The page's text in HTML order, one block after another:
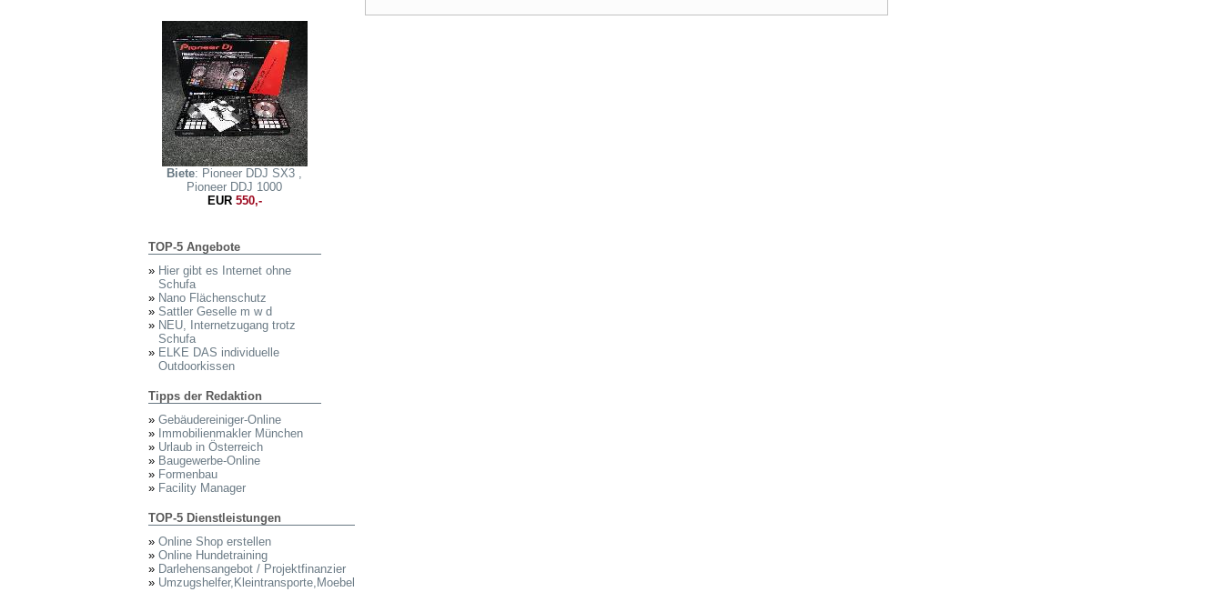
Biete: Pioneer DDJ SX3 ,
Pioneer DDJ 1000
EUR550,-
TOP-5 Angebote
» Hier gibt es Internet ohne
Schufa
» Nano Flächenschutz
» Sattler Geselle m w d
» NEU, Internetzugang trotz
Schufa
» ELKE DAS individuelle
Outdoorkissen
Tipps der Redaktion
» Gebäudereiniger-Online
» Immobilienmakler München
» Urlaub in Österreich
» Baugewerbe-Online
» Formenbau
» Facility Manager
TOP-5 Dienstleistungen
» Online Shop erstellen
» Online Hundetraining
» Darlehensangebot / Projektfinanzier
» Umzugshelfer,Kleintransporte,Moebel